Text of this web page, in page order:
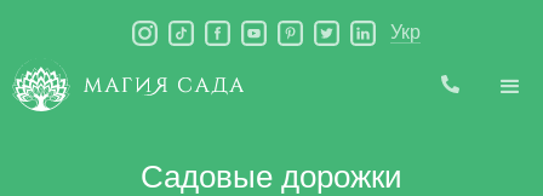
Укр
Садовые дорожки